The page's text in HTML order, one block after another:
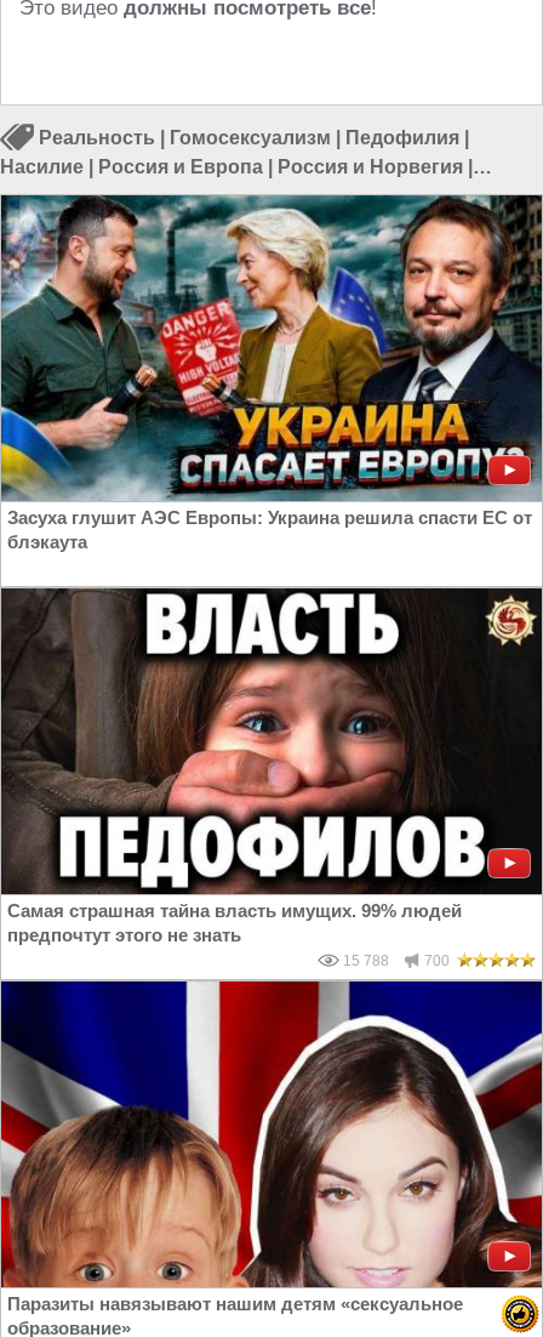
Это видео должны посмотреть все!
Реальность Гомосексуализм Педофилия
Насилие
Россия и Европа Россия и Норвегия
Россия и Евразия
Засуха глушит АЭС Европы: Украина решила спасти ЕС от
блэкаута
Самая страшная тайна власть имущих. 99% людей
предпочтут этого не знать
15 788 700
Паразиты навязывают нашим детям «сексуальное
образование»